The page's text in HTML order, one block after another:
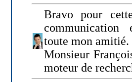
Bravo pour
communication
toute mon amitié.
Monsieur
moteur de